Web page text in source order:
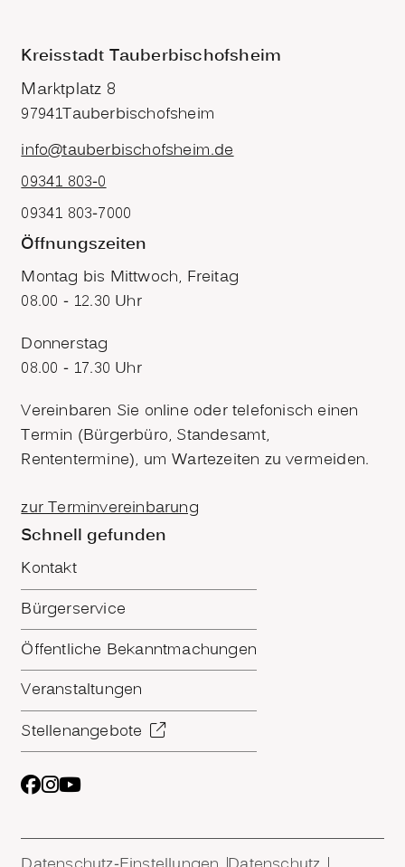
Kreisstadt Tauberbischofsheim
Marktplatz 8
97941Tauberbischofsheim
info@tauberbischofsheim.de
09341 803-0
09341 803-7000
Öffnungszeiten
Montag bis Mittwoch, Freitag
08.00 - 12.30 Uhr
Donnerstag
08.00 - 17.30 Uhr
Vereinbaren Sie online oder telefonisch einen
Termin (Bürgerbüro, Standesamt,
Rententermine), um Wartezeiten zu vermeiden.
zur Terminvereinbarung
Schnell gefunden
Kontakt
Bürgerservice
Öffentliche Bekanntmachungen
Veranstaltungen
Stellenangebote